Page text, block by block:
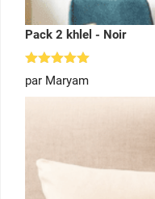
Pack 2 khlel - Noir
Note
sur 5
par Maryam